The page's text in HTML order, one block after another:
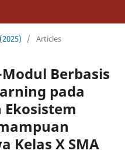
/ Articles
Berbasis
pada
Kelas X SMA